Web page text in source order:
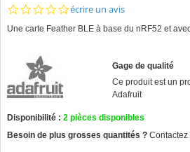
0.0
rating
écrire un avis
Une carte Feather BLE à base du nRF52 et
Gage de qualité
Ce produit est un
Adafruit
Disponibilité :2 pièces disponibles
Besoin de plus grosses quantités ?Contactez